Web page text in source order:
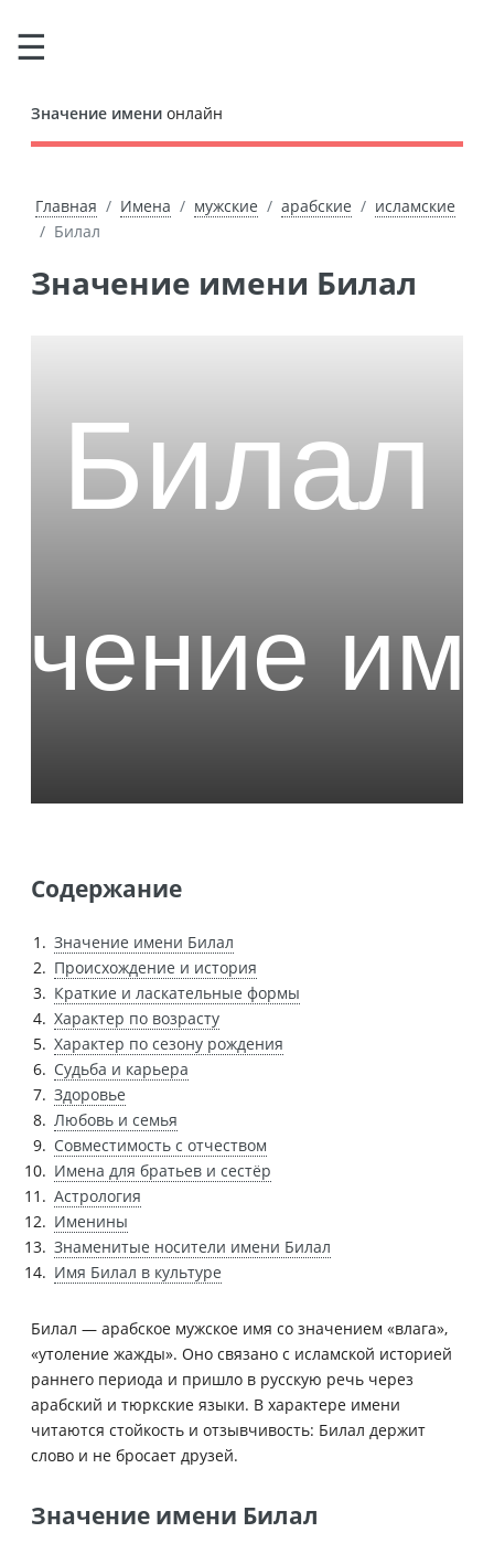
Значение имени онлайн
Главная Имена мужские арабские
исламские
Билал
Значение имени Билал
Содержание
Значение имени Билал
Происхождение и история
Краткие и ласкательные формы
Характер по возрасту
Характер по сезону рождения
Судьба и карьера
Здоровье
Любовь и семья
Совместимость с отчеством
Имена для братьев и сестёр
Астрология
Именины
Знаменитые носители имени Билал
Имя Билал в культуре
Билал — арабское мужское имя со значением «влага»,
«утоление жажды». Оно связано с исламской историей
раннего периода и пришло в русскую речь через
арабский и тюркские языки. В характере имени
читаются стойкость и отзывчивость: Билал держит
слово и не бросает друзей.
Значение имени Билал